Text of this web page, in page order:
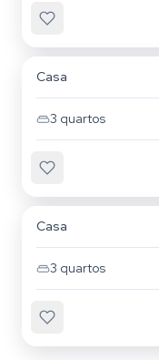
Casa
3 quartos
Casa
3 quartos